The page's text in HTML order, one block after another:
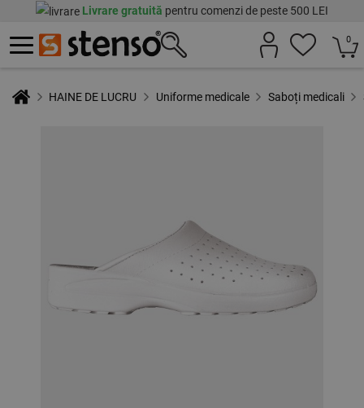
Livrare gratuită pentru comenzi de peste 500 LEI
0
HAINE DE LUCRU Uniforme medicale Saboți medicali